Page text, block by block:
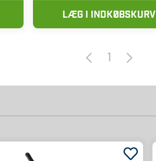
LÆG I INDKØBSKURV
1